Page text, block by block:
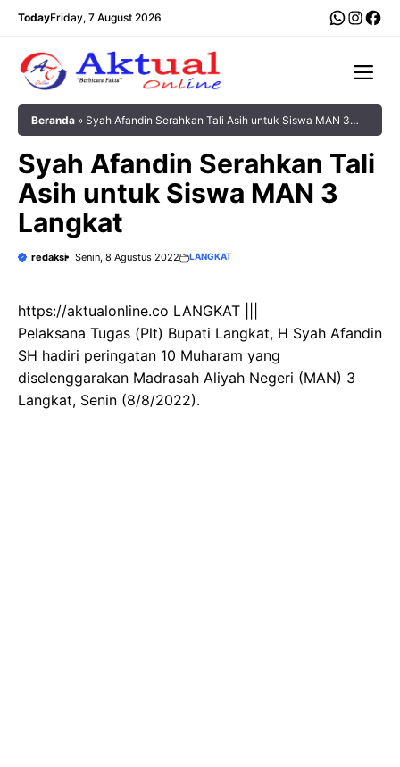
Langsung
TodayFriday, 7 August 2026
Beranda » Syah Afandin Serahkan Tali Asih untuk Siswa MAN 3
Syah Afandin Serahkan Tali
Asih untuk Siswa MAN 3
Langkat
redaksi Senin, 8 Agustus 2022 LANGKAT
https://aktualonline.co LANGKAT |||
Pelaksana Tugas (Plt) Bupati Langkat, H Syah Afandin
SH hadiri peringatan 10 Muharam yang
diselenggarakan Madrasah Aliyah Negeri (MAN) 3
Langkat, Senin (8/8/2022).